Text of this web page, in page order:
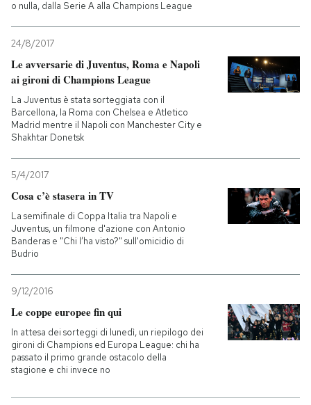
o nulla, dalla Serie A alla Champions League
24/8/2017
Le avversarie di Juventus, Roma e Napoli
ai gironi di Champions League
La Juventus è stata sorteggiata con il
Barcellona, la Roma con Chelsea e Atletico
Madrid mentre il Napoli con Manchester City e
Shakhtar Donetsk
5/4/2017
Cosa c’è stasera in TV
La semifinale di Coppa Italia tra Napoli e
Juventus, un filmone d'azione con Antonio
Banderas e "Chi l’ha visto?" sull'omicidio di
Budrio
9/12/2016
Le coppe europee fin qui
In attesa dei sorteggi di lunedì, un riepilogo dei
gironi di Champions ed Europa League: chi ha
passato il primo grande ostacolo della
stagione e chi invece no